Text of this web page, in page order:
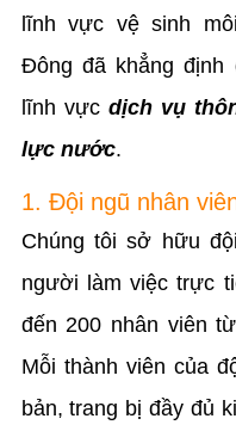
lĩnh vực vệ sinh
Đông đã khẳng
lĩnh vực dịch vụ
lực nước.
1. Đội ngũ nhân
Chúng tôi sở hữu
người làm việc trực
đến 200 nhân viên
Mỗi thành viên của
bản, trang bị đầy đủ